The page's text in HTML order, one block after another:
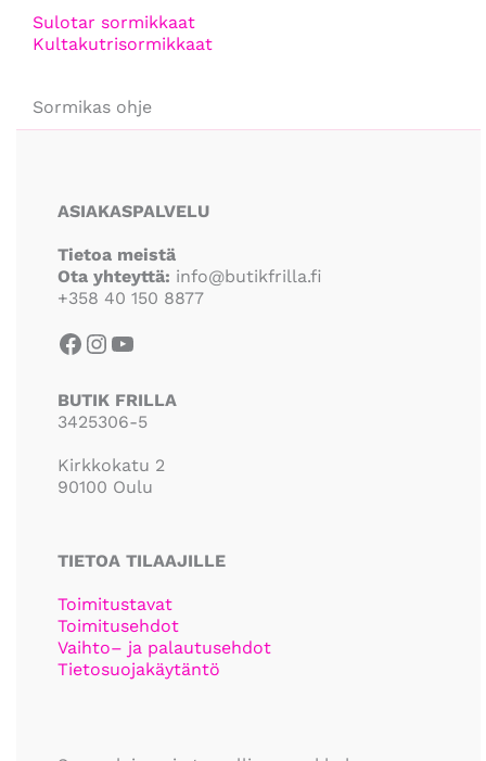
Sulotar sormikkaat
Kultakutrisormikkaat
Sormikas ohje
ASIAKASPALVELU
Tietoa meistä
Ota yhteyttä: info@butikfrilla.fi
+358 40 150 8877
BUTIK FRILLA
3425306-5
Kirkkokatu 2
90100 Oulu
TIETOA TILAAJILLE
Toimitustavat
Toimitusehdot
Vaihto– ja palautusehdot
Tietosuojakäytäntö